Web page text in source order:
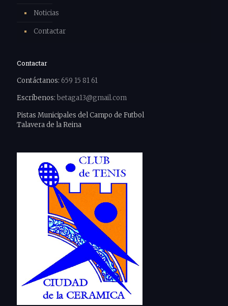
Noticias
Contactar
Contactar
Contáctanos: 659 15 81 61
Escríbenos: betaga13@gmail.com
Pistas Municipales del Campo de Futbol
Talavera de la Reina